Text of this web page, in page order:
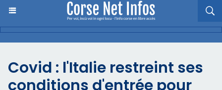
Covid : l'Italie restreint ses
conditions d'entrée pour